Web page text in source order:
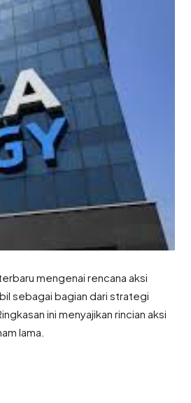
mengenai rencana aksi
sebagai bagian dari strategi
ini menyajikan rincian aksi
lama.